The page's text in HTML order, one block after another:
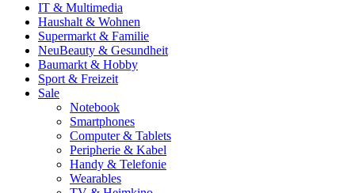
IT & Multimedia
Haushalt & Wohnen
Supermarkt & Familie
NeuBeauty & Gesundheit
Baumarkt & Hobby
Sport & Freizeit
Sale
Notebook
Smartphones
Computer & Tablets
Peripherie & Kabel
Handy & Telefonie
Wearables